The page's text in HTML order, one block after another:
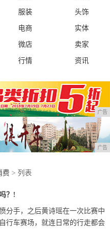
服装
头饰
电商
实体
微店
卖家
行情 资讯
广告
广告
费 > 列表
？!
分手，之后黄诗瑶在一次比赛中
行车赛场，就连日常的行走都会